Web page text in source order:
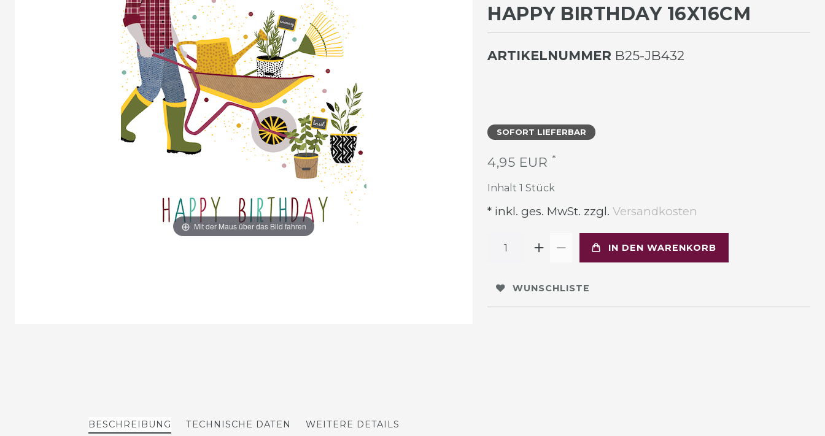
Mit der Maus über das Bild fahren
APPY BIRTHDAY 16X16CM
ARTIKELNUMMER B25-JB432
SOFORT LIEFERBAR
4,95 EUR *
Inhalt 1 Stück
* inkl. ges. MwSt. zzgl. Versandkosten
IN DEN WARENKORB
WUNSCHLISTE
BESCHREIBUNG TECHNISCHE DATEN WEITERE DETAILS